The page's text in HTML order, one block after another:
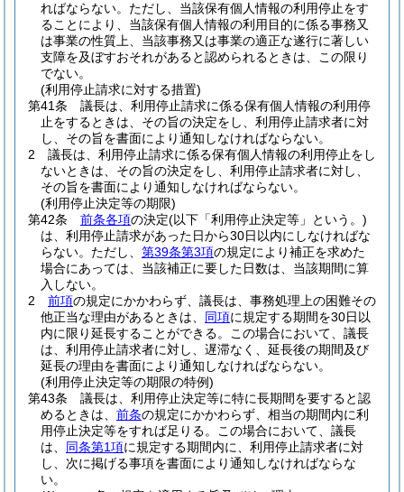
ればならない。 ただし、当該保有個人情報の利用停止をす
ることにより、当該保有個人情報の利用目的に係る事務又
は事業の性質上、当該事務又は事業の適正な遂行に著しい
支障を及ぼすおそれがあると認められるときは、この限り
でない。
(利用停止請求に対する措置)
第41条
議長は、利用停止請求に係る保有個人情報の利用停
止をするときは、その旨の決定をし、利用停止請求者に対
し、その旨を書面により通知しなければならない。
2
議長は、利用停止請求に係る保有個人情報の利用停止をし
ないときは、その旨の決定をし、利用停止請求者に対し、
その旨を書面により通知しなければならない。
(利用停止決定等の期限)
第42条
前条各項の決定(以下「利用停止決定等」という。)
は、利用停止請求があった日から30日以内にしなければな
らない。 ただし、 第39条第3項の規定により補正を求めた
場合にあっては、当該補正に要した日数は、当該期間に算
入しない。
2
前項の規定にかかわらず、議長は、事務処理上の困難その
他正当な理由があるときは、 同項に規定する期間を30日以
内に限り延長することができる。
この場合において、議長
は、利用停止請求者に対し、遅滞なく、延長後の期間及び
延長の理由を書面により通知しなければならない。
(利用停止決定等の期限の特例)
第43条
議長は、利用停止決定等に特に長期間を要すると認
めるときは、 前条の規定にかかわらず、相当の期間内に利
用停止決定等をすれば足りる。
この場合において、議長
は、 同条第1項に規定する期間内に、利用停止請求者に対
し、次に掲げる事項を書面により通知しなければならな
い。